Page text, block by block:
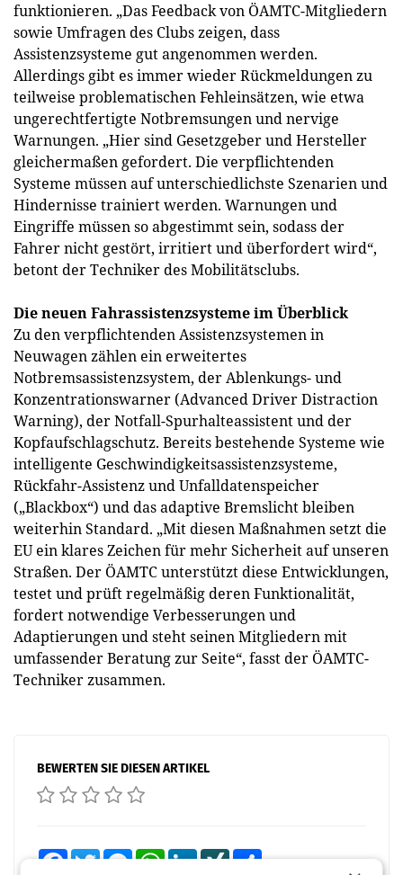
funktionieren. „Das Feedback von ÖAMTC-Mitgliedern
sowie Umfragen des Clubs zeigen, dass
Assistenzsysteme gut angenommen werden.
Allerdings gibt es immer wieder Rückmeldungen zu
teilweise problematischen Fehleinsätzen, wie etwa
ungerechtfertigte Notbremsungen und nervige
Warnungen. „Hier sind Gesetzgeber und Hersteller
gleichermaßen gefordert. Die verpflichtenden
Systeme müssen auf unterschiedlichste Szenarien und
Hindernisse trainiert werden. Warnungen und
Eingriffe müssen so abgestimmt sein, sodass der
Fahrer nicht gestört, irritiert und überfordert wird“,
betont der Techniker des Mobilitätsclubs.
Die neuen Fahrassistenzsysteme im Überblick
Zu den verpflichtenden Assistenzsystemen in
Neuwagen zählen ein erweitertes
Notbremsassistenzsystem, der Ablenkungs- und
Konzentrationswarner (Advanced Driver Distraction
Warning), der Notfall-Spurhalteassistent und der
Kopfaufschlagschutz. Bereits bestehende Systeme wie
intelligente Geschwindigkeitsassistenzsysteme,
Rückfahr-Assistenz und Unfalldatenspeicher
(„Blackbox“) und das adaptive Bremslicht bleiben
weiterhin Standard. „Mit diesen Maßnahmen setzt die
EU ein klares Zeichen für mehr Sicherheit auf unseren
Straßen. Der ÖAMTC unterstützt diese Entwicklungen,
testet und prüft regelmäßig deren Funktionalität,
fordert notwendige Verbesserungen und
Adaptierungen und steht seinen Mitgliedern mit
umfassender Beratung zur Seite“, fasst der ÖAMTC-
Techniker zusammen.
BEWERTEN SIE DIESEN ARTIKEL
FacebookTwitterMessengerWhatsAppLinkedInXING Teilen